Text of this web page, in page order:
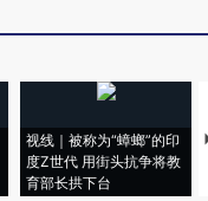
视线｜被称为“蟑螂”的印
度Z世代 用街头抗争将教
育部长拱下台